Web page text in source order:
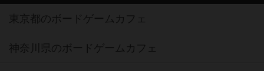
東京都のボードゲームカフェ
神奈川県のボードゲームカフェ